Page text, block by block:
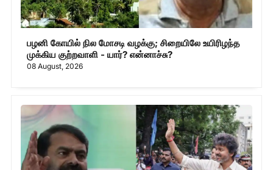
பழனி கோயில் நில மோசடி வழக்கு; சிறையிலே உயிரிழந்த
முக்கிய குற்றவாளி - யார்? என்னாச்சு?
08 August, 2026